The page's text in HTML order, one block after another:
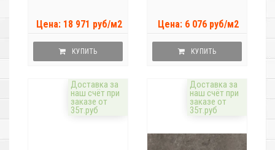
Цена: 18 971 руб/м2
КУПИТЬ
Цена: 6 076 руб/м2
КУПИТЬ
Доставка за
наш счёт при
заказе от
35т.руб
Доставка за
наш счёт при
заказе от
35т.руб